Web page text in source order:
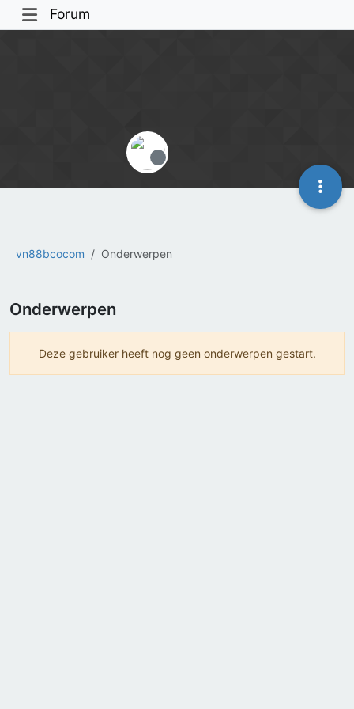
Forum
vn88bcocom Onderwerpen
Offline
Onderwerpen
Deze gebruiker heeft nog geen onderwerpen gestart.